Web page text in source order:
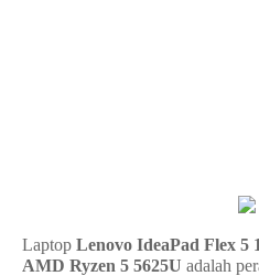
Laptop Lenovo IdeaPad Flex 5
AMD Ryzen 5 5625U adalah